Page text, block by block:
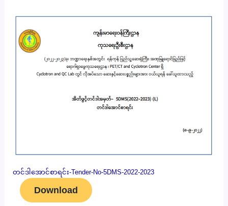
တင်ဒါအောင်စာရင်း-Tender-No-5DMS-2022-2023
Download